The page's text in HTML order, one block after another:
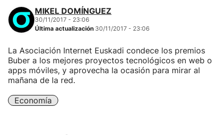
MIKEL DOMÍNGUEZ
30/11/2017 - 23:06
Última actualización 30/11/2017 - 23:06
La Asociación Internet Euskadi condece los premios
Buber a los mejores proyectos tecnológicos en web o
apps móviles, y aprovecha la ocasión para mirar al
mañana de la red.
Economía